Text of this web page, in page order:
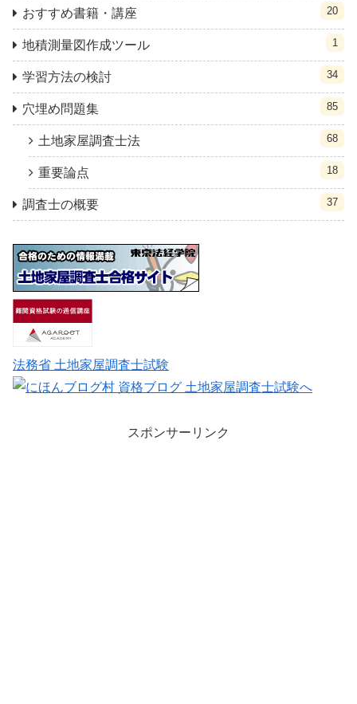
おすすめ書籍・講座 20
地積測量図作成ツール 1
学習方法の検討 34
穴埋め問題集 85
土地家屋調査士法 68
重要論点 18
調査士の概要 37
法務省 土地家屋調査士試験
スポンサーリンク